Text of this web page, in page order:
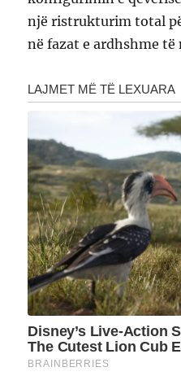
një ristrukturim total
në fazat e ardhshme të